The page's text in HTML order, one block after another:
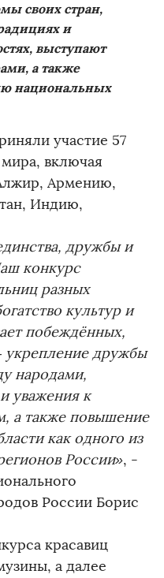
своих стран,
и
выступают
а также
национальных
участие 57
включая
Армению,
Индию,
дружбы и
конкурс
разных
культур и
побеждённых,
укрепление дружбы
народами,
уважения к
а также повышение
как одного из
России», -
России Борис
красавиц
а далее